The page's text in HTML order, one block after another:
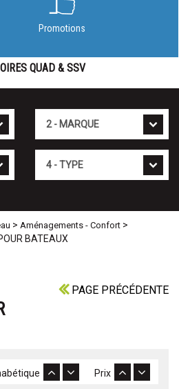
Promotions
QUAD & SSV
> Aménagements - Confort >
BATEAUX
PAGE PRÉCÉDENTE
Prix